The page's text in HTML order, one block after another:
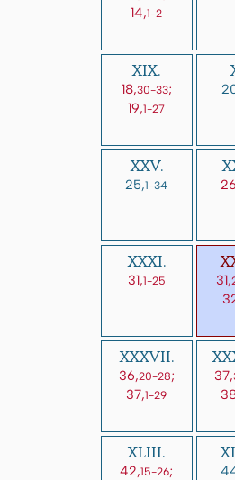
14,1-2
XIX.
18,30-33;
19,1-27
XXV.
25,1-34
XXXI.
31,1-25
31,
XXXVII.
36,20-28;
37,1-29
37,
XLIII.
42,15-26;